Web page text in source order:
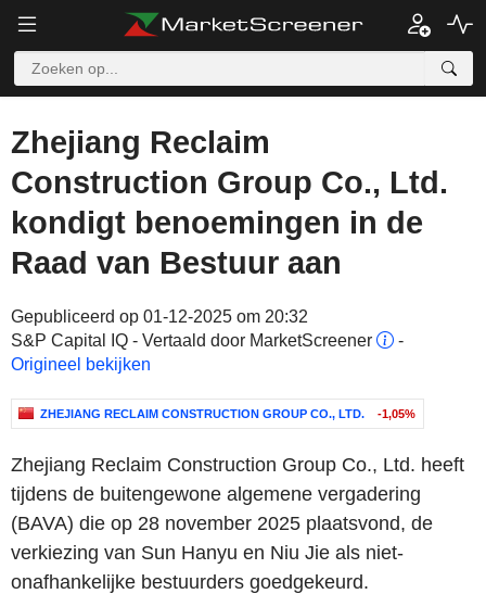
Zhejiang Reclaim
Construction Group Co., Ltd.
kondigt benoemingen in de
Raad van Bestuur aan
Gepubliceerd op 01-12-2025 om 20:32
S&P Capital IQ - Vertaald door MarketScreener
-
Origineel bekijken
ZHEJIANG RECLAIM CONSTRUCTION GROUP CO., LTD. -1,05%
Zhejiang Reclaim Construction Group Co., Ltd. heeft
tijdens de buitengewone algemene vergadering
(BAVA) die op 28 november 2025 plaatsvond, de
verkiezing van Sun Hanyu en Niu Jie als niet-
onafhankelijke bestuurders goedgekeurd.